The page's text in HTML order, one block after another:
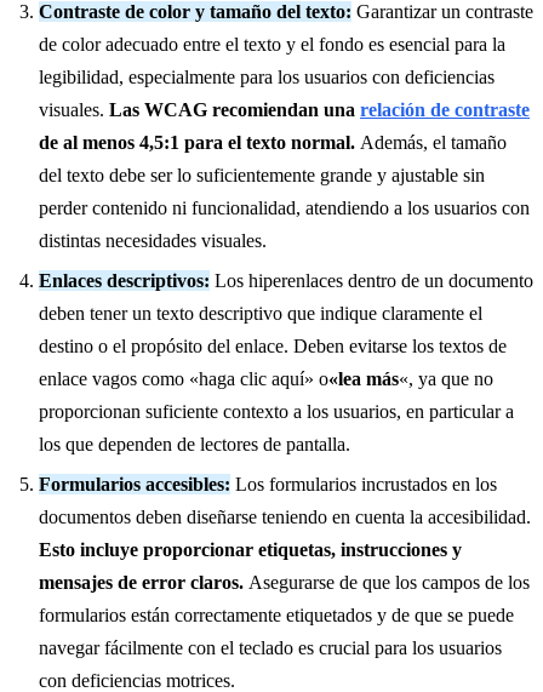
Contraste de color y tamaño del texto: Garantizar un contraste
de color adecuado entre el texto y el fondo es esencial para la
legibilidad, especialmente para los usuarios con deficiencias
visuales. Las WCAG recomiendan una relación de contraste
de al menos 4,5:1 para el texto normal. Además, el tamaño
del texto debe ser lo suficientemente grande y ajustable sin
perder contenido ni funcionalidad, atendiendo a los usuarios con
distintas necesidades visuales.
Enlaces descriptivos: Los hiperenlaces dentro de un documento
deben tener un texto descriptivo que indique claramente el
destino o el propósito del enlace. Deben evitarse los textos de
enlace vagos como «haga clic aquí» o«lea más«, ya que no
proporcionan suficiente contexto a los usuarios, en particular a
los que dependen de lectores de pantalla.
Formularios accesibles: Los formularios incrustados en los
documentos deben diseñarse teniendo en cuenta la accesibilidad.
Esto incluye proporcionar etiquetas, instrucciones y
mensajes de error claros. Asegurarse de que los campos de los
formularios están correctamente etiquetados y de que se puede
navegar fácilmente con el teclado es crucial para los usuarios
con deficiencias motrices.